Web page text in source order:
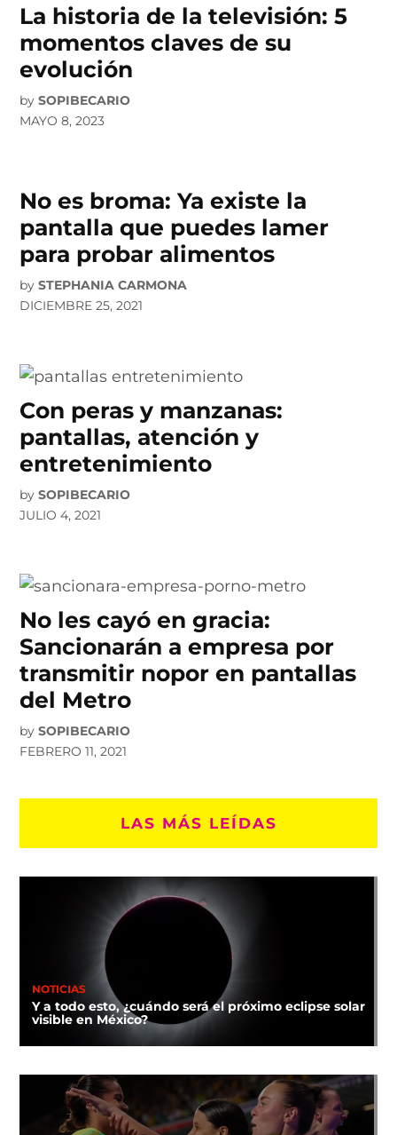
La historia de la televisión: 5
momentos claves de su
evolución
by SOPIBECARIO
MAYO 8, 2023
No es broma: Ya existe la
pantalla que puedes lamer
para probar alimentos
by STEPHANIA CARMONA
DICIEMBRE 25, 2021
Con peras y manzanas:
pantallas, atención y
entretenimiento
by SOPIBECARIO
JULIO 4, 2021
No les cayó en gracia:
Sancionarán a empresa por
transmitir nopor en pantallas
del Metro
by SOPIBECARIO
FEBRERO 11, 2021
LAS MÁS LEÍDAS
NOTICIAS
Y a todo esto, ¿cuándo será el próximo eclipse solar
visible en México?